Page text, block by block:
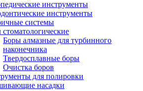
инструменты
инструменты
системы
Боры алмазные для турбинного
наконечника
Твердосплавные боры
Очистка боров
для полировки
насадки